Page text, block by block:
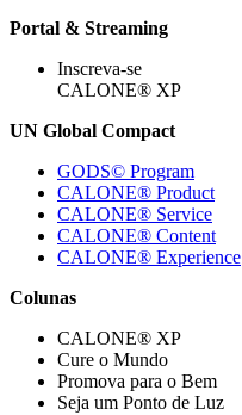
Portal & Streaming
Inscreva-se
CALONE® XP
UN Global Compact
GODS© Program
CALONE® Product
CALONE® Service
CALONE® Content
CALONE® Experience
Colunas
CALONE® XP
Cure o Mundo
Promova para o Bem
Seja um Ponto de Luz